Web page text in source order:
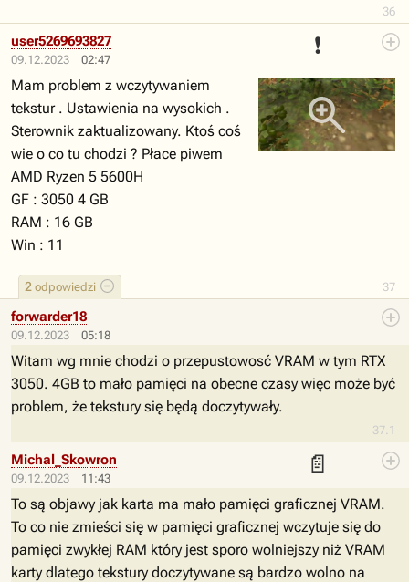
36
09.12.2023 02:47
❗
37
2 odpowiedzi
user5269693827
Mam problem z wczytywaniem
tekstur . Ustawienia na wysokich .
Sterownik zaktualizowany. Ktoś coś
wie o co tu chodzi ? Płace piwem
AMD Ryzen 5 5600H
GF : 3050 4 GB
RAM : 16 GB
Win : 11
09.12.2023 05:18
37.1
forwarder18
Witam wg mnie chodzi o przepustowosć VRAM w tym RTX
3050. 4GB to mało pamięci na obecne czasy więc może być
problem, że tekstury się będą doczytywały.
09.12.2023 11:43
📄
Michal_Skowron
To są objawy jak karta ma mało pamięci graficznej VRAM.
To co nie zmieści się w pamięci graficznej wczytuje się do
pamięci zwykłej RAM który jest sporo wolniejszy niż VRAM
karty dlatego tekstury doczytywane są bardzo wolno na